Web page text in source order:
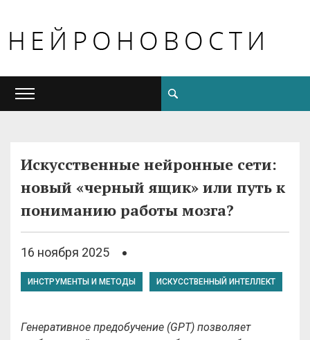
Искусственные нейронные сети:
новый «черный ящик» или путь к
пониманию работы мозга?
16 ноября 2025
ИНСТРУМЕНТЫ И МЕТОДЫ ИСКУССТВЕННЫЙ ИНТЕЛЛЕКТ
Генеративное предобучение (GPT) позволяет